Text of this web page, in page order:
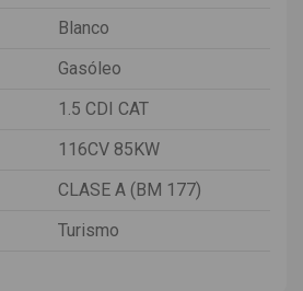
Blanco
Gasóleo
1.5 CDI CAT
116CV 85KW
CLASE A (BM 177)
Turismo